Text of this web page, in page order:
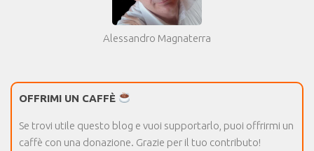
Alessandro Magnaterra
OFFRIMI UN CAFFÈ
Se trovi utile questo blog e vuoi supportarlo, puoi offrirmi un
caffè con una donazione. Grazie per il tuo contributo!